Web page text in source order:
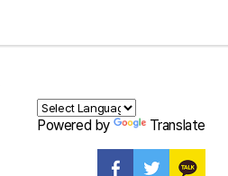
Powered by Translate